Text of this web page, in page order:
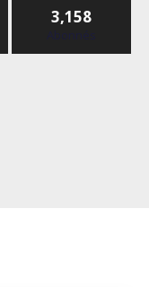
3,158
Abonnés